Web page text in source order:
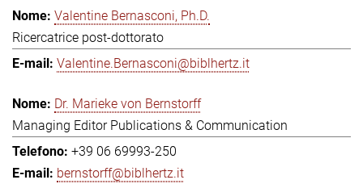
Valentine Bernasconi, Ph.D.
Ricercatrice post-dottorato
Valentine.Bernasconi@biblhertz.it
Dr. Marieke von Bernstorff
Managing Editor Publications & Communication
+39 06 69993-250
bernstorff@biblhertz.it